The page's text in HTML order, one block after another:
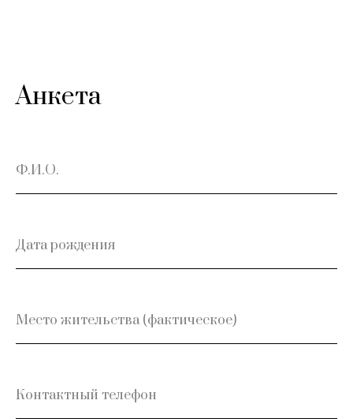
Анкета
Ф.И.О.
Дата рождения
Место жительства (фактическое)
Контактный телефон